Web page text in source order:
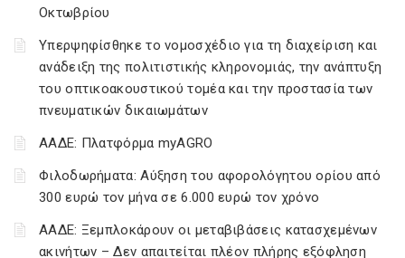
Οκτωβρίου
Υπερψηφίσθηκε το νομοσχέδιο για τη διαχείριση και
ανάδειξη της πολιτιστικής κληρονομιάς, την ανάπτυξη
του οπτικοακουστικού τομέα και την προστασία των
πνευματικών δικαιωμάτων
ΑΑΔΕ: Πλατφόρμα myAGRO
Φιλοδωρήματα: Αύξηση του αφορολόγητου ορίου από
300 ευρώ τον μήνα σε 6.000 ευρώ τον χρόνο
ΑΑΔΕ: Ξεμπλοκάρουν οι μεταβιβάσεις κατασχεμένων
ακινήτων – Δεν απαιτείται πλέον πλήρης εξόφληση